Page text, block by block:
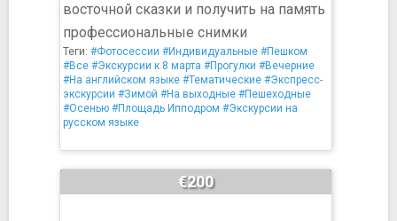
восточной сказки и получить на память
профессиональные снимки
Теги: #Фотосессии #Индивидуальные #Пешком
#Все #Экскурсии к 8 марта #Прогулки #Вечерние
#На английском языке #Тематические #Экспресс-
экскурсии #Зимой #На выходные #Пешеходные
#Осенью #Площадь Ипподром #Экскурсии на
русском языке
€200